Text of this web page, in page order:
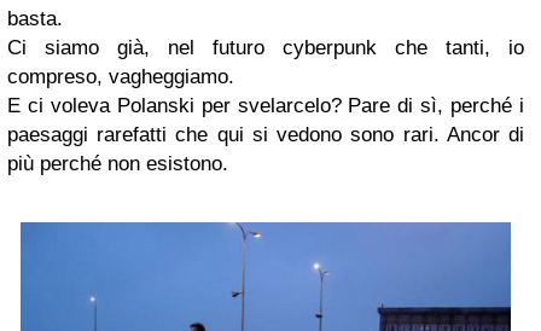
basta.
Ci siamo già, nel futuro cyberpunk che tanti, io
compreso, vagheggiamo.
E ci voleva Polanski per svelarcelo? Pare di sì, perché i
paesaggi rarefatti che qui si vedono sono rari. Ancor di
più perché non esistono.